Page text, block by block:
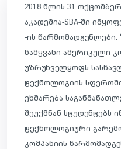
2018 წლის 31
აკადემია-SBA-ში
-ის წარმომადგენლები.
წამყვანი ამერიკული
უზრუნველყოფს
ტექნოლოგიის
ეხმარება
შეუქმნან სტუდენტებს
ტექნოლოგიური
კომპანიის